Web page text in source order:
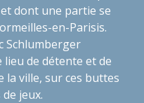
dont une partie se
en-Parisis.
Schlumberger
lieu de détente et de
la ville, sur ces buttes
jeux.